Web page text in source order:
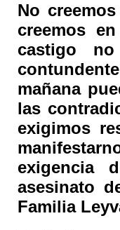
No
creemos
castigo
mañana
las
exigimos
exigencia
asesinato
Familia